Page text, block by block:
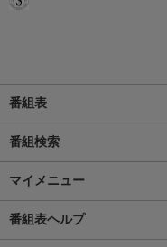
番組表
番組検索
マイメニュー
番組表ヘルプ